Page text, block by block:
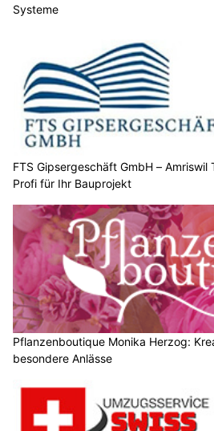
Systeme
FTS Gipsergeschäft GmbH – Amriswil
Profi für Ihr Bauprojekt
Pflanzenboutique Monika Herzog:
besondere Anlässe